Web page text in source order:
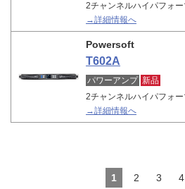
2チャンネルハイパフォ
→詳細情報へ
Powersoft
T602A
パワーアンプ 新品
2チャンネルハイパフォ
→詳細情報へ
1 2 3 4